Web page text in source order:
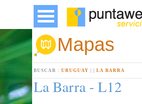
Mapas
BUSCAR :URUGUAY |LA BARRA
La Barra - L12